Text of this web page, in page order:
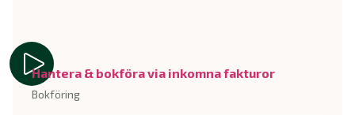
Hantera & bokföra via inkomna fakturor
Bokföring